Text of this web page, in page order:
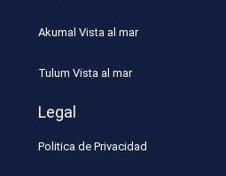
Akumal Vista al mar
Tulum Vista al mar
Legal
Politica de Privacidad